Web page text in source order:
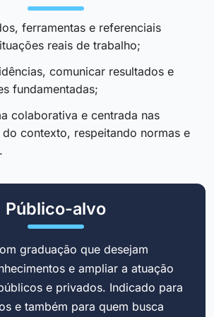
ferramentas e referenciais
reais de trabalho;
comunicar resultados e
fundamentadas;
colaborativa e centrada nas
do contexto, respeitando normas e
Público-alvo
graduação que desejam
e ampliar a atuação
e privados. Indicado para
e também para quem busca